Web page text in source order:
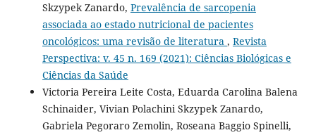
Skzypek Zanardo, Prevalência de sarcopenia
associada ao estado nutricional de pacientes
oncológicos: uma revisão de literatura , Revista
Perspectiva: v. 45 n. 169 (2021): Ciências Biológicas e
Ciências da Saúde
Victoria Pereira Leite Costa, Eduarda Carolina Balena
Schinaider, Vivian Polachini Skzypek Zanardo,
Gabriela Pegoraro Zemolin, Roseana Baggio Spinelli,